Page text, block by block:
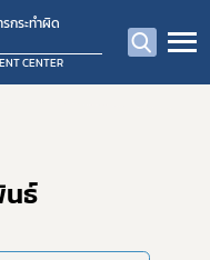
กระทำผิด
CENTER
ธ์